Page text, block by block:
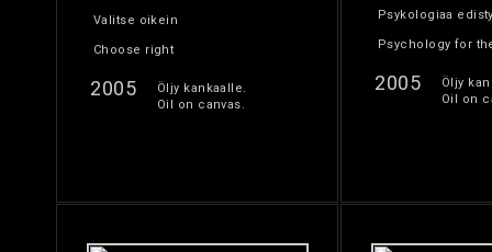
Valitse oikein
Choose right
2005
Öljy kankaalle.
Oil on canvas.
Psykologiaa
Psychology for
2005
Öljy
Oil on